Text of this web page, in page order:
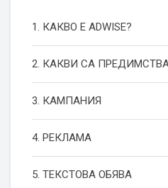
1. КАКВО Е ADWISE?
2. КАКВИ СА
3. КАМПАНИЯ
4. РЕКЛАМА
5. ТЕКСТОВА ОБЯВА